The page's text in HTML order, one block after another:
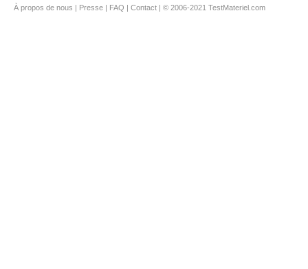
À propos de nous | Presse | FAQ | Contact | © 2006-2021 TestMateriel.com